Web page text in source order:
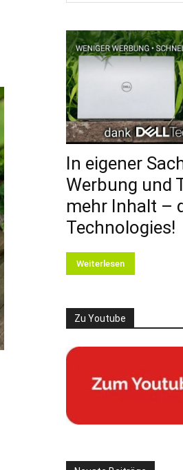
In eigener
Werbung und
mehr Inhalt –
Technologies!
Weiterlesen
Zu Youtube